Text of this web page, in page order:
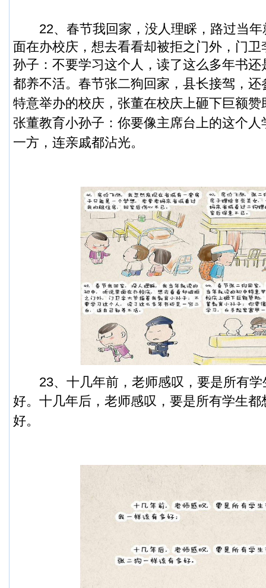
22、春节我回家，没人理睬，路过当年
面在办校庆，想去看看却被拒之门外，门
孙子：不要学习这个人，读了这么多年书
都养不活。 春节张二狗回家，县长接驾，
特意举办的校庆，张董在校庆上砸下巨额
张董教育小孙子：你要像主席台上的这个
一方，连亲戚都沾光。
23、十几年前，老师感叹，要是所有学
好。 十几年后，老师感叹，要是所有学生
好。